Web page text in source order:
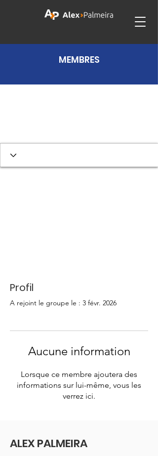
MEMBRES
Profil
A rejoint le groupe le : 3 févr. 2026
Aucune information
Lorsque ce membre ajoutera des
informations sur lui-même, vous les
verrez ici.
ALEX PALMEIRA